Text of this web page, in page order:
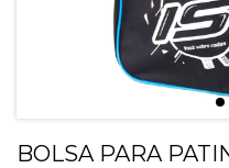
BOLSA PARA